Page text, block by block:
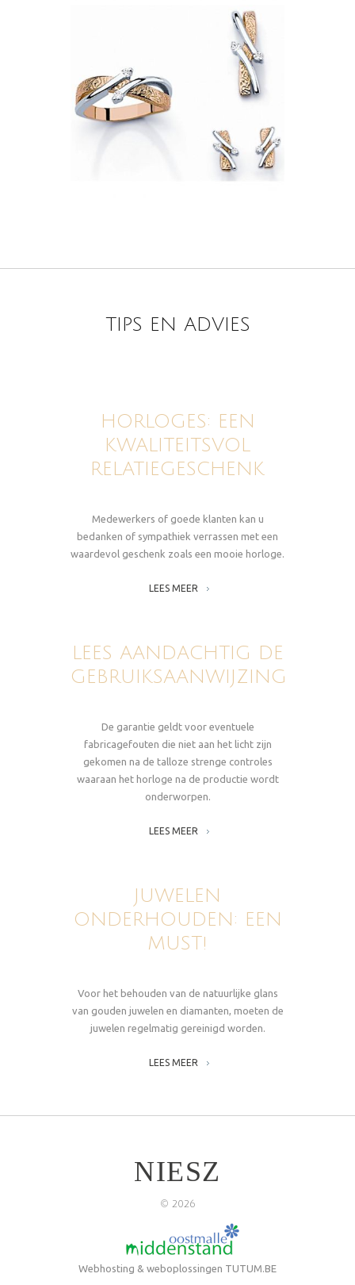
TIPS EN ADVIES
HORLOGES: EEN
KWALITEITSVOL
RELATIEGESCHENK
Medewerkers of goede klanten kan u
bedanken of sympathiek verrassen met een
waardevol geschenk zoals een mooie horloge.
LEES MEER
LEES AANDACHTIG DE
GEBRUIKSAANWIJZING
De garantie geldt voor eventuele
fabricagefouten die niet aan het licht zijn
gekomen na de talloze strenge controles
waaraan het horloge na de productie wordt
onderworpen.
LEES MEER
JUWELEN
ONDERHOUDEN: EEN
MUST!
Voor het behouden van de natuurlijke glans
van gouden juwelen en diamanten, moeten de
juwelen regelmatig gereinigd worden.
LEES MEER
NIESZ
© 2026
Webhosting & weboplossingen TUTUM.BE